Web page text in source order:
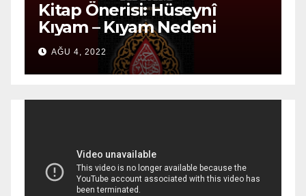
Kitap Önerisi: Hüseynî
Kıyam – Kıyam Nedeni
AĞU 4, 2022